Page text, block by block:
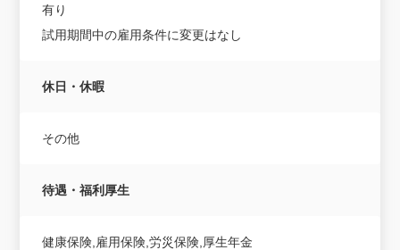
有り
試用期間中の雇用条件に変更はなし
休日・休暇
その他
待遇・福利厚生
健康保険,雇用保険,労災保険,厚生年金